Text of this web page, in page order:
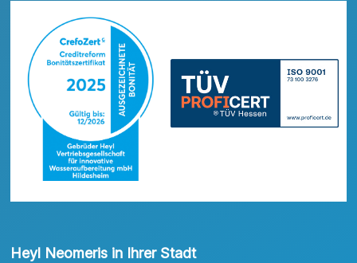
Heyl Neomeris in Ihrer Stadt